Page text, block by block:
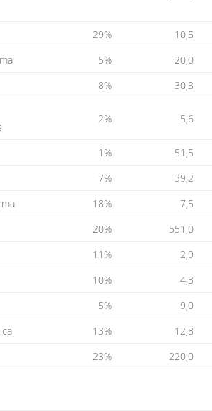
29%
10,5
5%
20,0
8%
30,3
2% 5,6
1%
51,5
7%
39,2
18%
7,5
20%
551,0
11%
2,9
10%
4,3
5%
9,0
13%
12,8
23%
220,0